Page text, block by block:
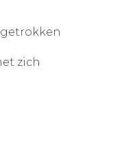
zich